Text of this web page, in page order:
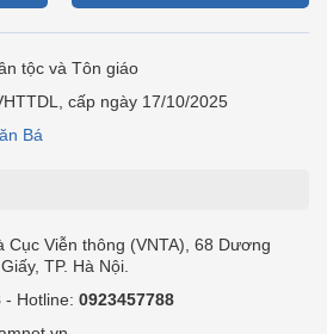
tộc và Tôn giáo
cấp ngày 17/10/2025
Bá
Cục Viễn thông (VNTA), 68 Dương
TP. Hà Nội.
- Hotline: 0923457788